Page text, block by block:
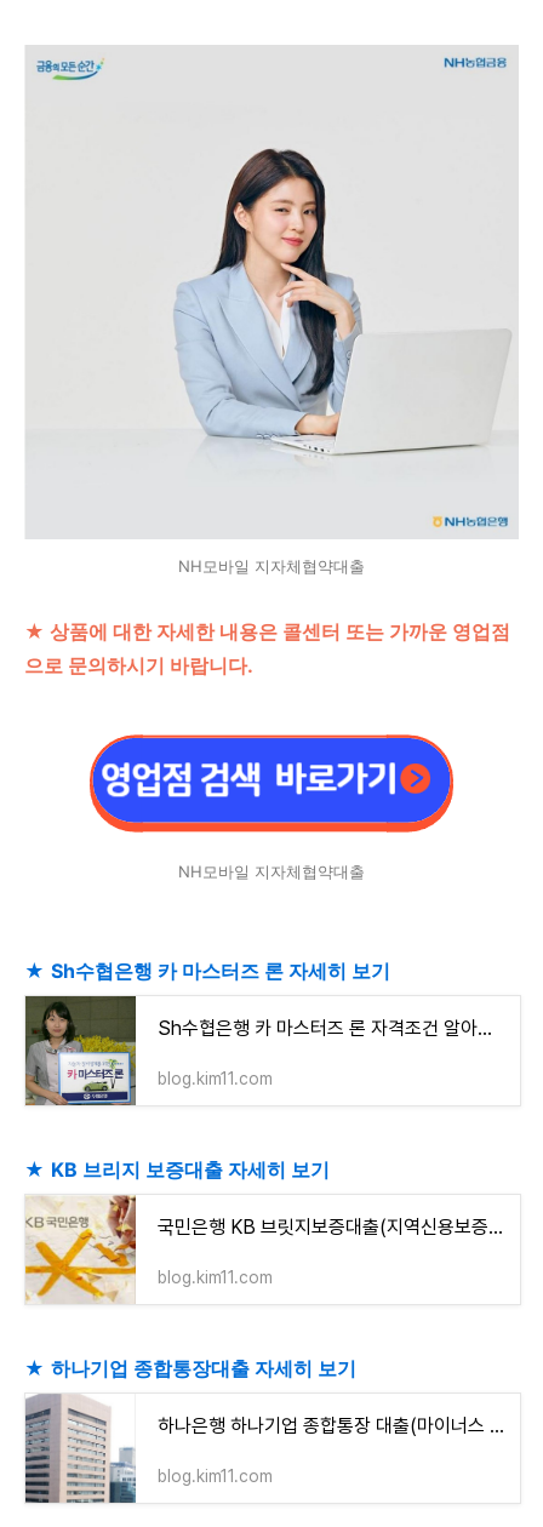
NH모바일 지자체협약대출
★ 상품에 대한 자세한 내용은 콜센터 또는 가까운 영업점
으로 문의하시기 바랍니다.
NH모바일 지자체협약대출
★ Sh수협은행 카 마스터즈 론 자세히 보기
Sh수협은행 카 마스터즈 론 자격조건 알아보고 신청하기(최고 5천만원까지)
blog.kim11.com
★ KB 브리지 보증대출 자세히 보기
국민은행 KB 브릿지보증대출(지역신용보증재단의 '브릿지보증서' 보증금액 범위 내)
blog.kim11.com
★ 하나기업 종합통장대출 자세히 보기
하나은행 하나기업 종합통장 대출(마이너스 통장)동일한 개인/법인당 30억원 이내(단, 한도소진
blog.kim11.com